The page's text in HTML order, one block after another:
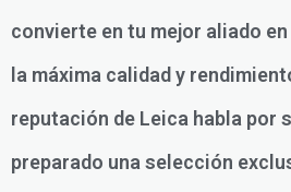
convierte en tu mejor aliado
la máxima calidad y
reputación de Leica habla por
preparado una selección